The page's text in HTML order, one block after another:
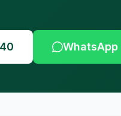
WhatsApp